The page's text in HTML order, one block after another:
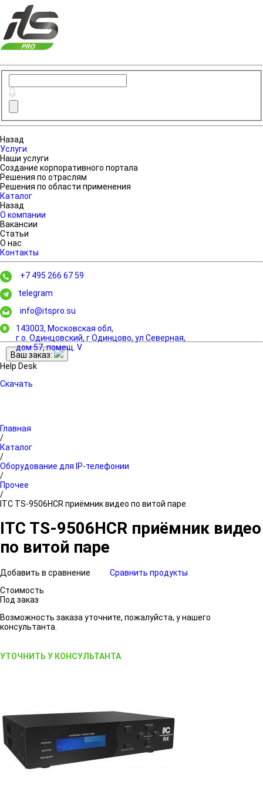
Назад
Услуги
Наши услуги
Создание корпоративного портала
Решения по отраслям
Решения по области применения
Каталог
Назад
О компании
Вакансии
Статьи
О нас
Контакты
+7 495 266 67 59
telegram
info@itspro.su
143003, Московская обл,
г.о. Одинцовский, г Одинцово, ул Северная,
дом 57, помещ. V
Ваш заказ:
Help Desk
Скачать
Главная
/
Каталог
/
Оборудование для IP-телефонии
/
Прочее
/
ITC TS-9506HCR приёмник видео по витой паре
ITC TS-9506HCR приёмник видео
по витой паре
Добавить в сравнение
Сравнить продукты
Стоимость
Под заказ
Возможность заказа уточните, пожалуйста, у нашего
консультанта.
УТОЧНИТЬ У КОНСУЛЬТАНТА